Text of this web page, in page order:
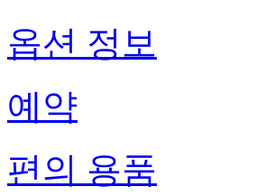
옵션 정보
예약
편의 용품